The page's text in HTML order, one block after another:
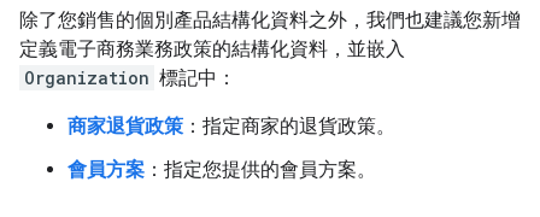
除了您銷售的個別產品結構化資料之外，我們也建議您新增
定義電子商務業務政策的結構化資料，並嵌入
Organization 標記中：
商家退貨政策 ：指定商家的退貨政策。
會員方案 ：指定您提供的會員方案。